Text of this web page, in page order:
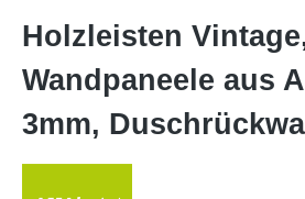
Holzleisten
Wandpaneele aus
3mm,